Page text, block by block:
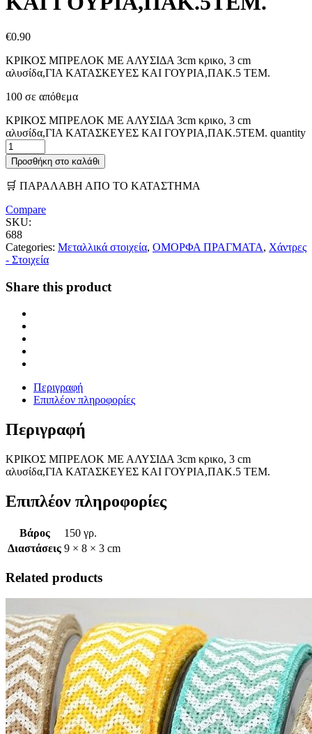
€0.90
ΚΡΙΚΟΣ ΜΠΡΕΛΟΚ ΜΕ ΑΛΥΣΙΔΑ 3cm κρικο, 3 cm
αλυσίδα,ΓΙΑ ΚΑΤΑΣΚΕΥΕΣ ΚΑΙ ΓΟΥΡΙΑ,ΠΑΚ.5 ΤΕΜ.
100 σε απόθεμα
ΚΡΙΚΟΣ ΜΠΡΕΛΟΚ ΜΕ ΑΛΥΣΙΔΑ 3cm κρικο, 3 cm
αλυσίδα,ΓΙΑ ΚΑΤΑΣΚΕΥΕΣ ΚΑΙ ΓΟΥΡΙΑ,ΠΑΚ.5ΤΕΜ. quantity
Προσθήκη στο καλάθι
🛒 ΠΑΡΑΛΑΒΗ ΑΠΟ ΤΟ ΚΑΤΑΣΤΗΜΑ
Compare
SKU:
688
Categories: Μεταλλικά στοιχεία, ΟΜΟΡΦΑ ΠΡΑΓΜΑΤΑ, Χάντρες
- Στοιχεία
Share this product
Περιγραφή
Επιπλέον πληροφορίες
Περιγραφή
ΚΡΙΚΟΣ ΜΠΡΕΛΟΚ ΜΕ ΑΛΥΣΙΔΑ 3cm κρικο, 3 cm
αλυσίδα,ΓΙΑ ΚΑΤΑΣΚΕΥΕΣ ΚΑΙ ΓΟΥΡΙΑ,ΠΑΚ.5 ΤΕΜ.
Επιπλέον πληροφορίες
Βάρος
150 γρ.
Διαστάσεις 9 × 8 × 3 cm
Related products